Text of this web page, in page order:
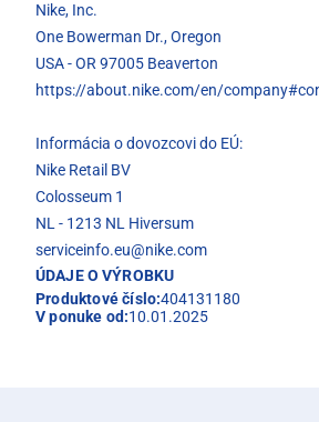
Nike, Inc.
One Bowerman Dr., Oregon
USA - OR 97005 Beaverton
https://about.nike.com/en/
Informácia o dovozcovi do EÚ:
Nike Retail BV
Colosseum 1
NL - 1213 NL Hiversum
serviceinfo.eu@nike.com
ÚDAJE O VÝROBKU
Produktové číslo:404131180
V ponuke od:10.01.2025